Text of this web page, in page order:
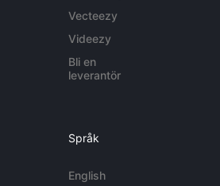
Vecteezy
Videezy
Bli en
leverantör
Språk
English